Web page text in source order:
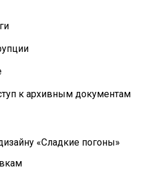
к архивным документам
«Сладкие погоны»